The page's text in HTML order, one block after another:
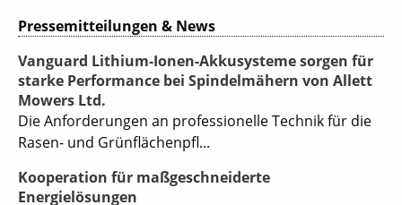
Pressemitteilungen & News
Vanguard Lithium-Ionen-Akkusysteme sorgen für
starke Performance bei Spindelmähern von Allett
Mowers Ltd.
Die Anforderungen an professionelle Technik für die
Rasen- und Grünflächenpfl...
Kooperation für maßgeschneiderte
Energielösungen